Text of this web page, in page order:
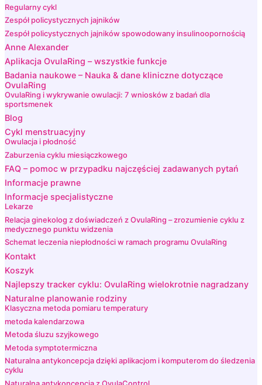
Regularny cykl
Zespół policystycznych jajników
Zespół policystycznych jajników spowodowany insulinoopornością
Anne Alexander
Aplikacja OvulaRing – wszystkie funkcje
Badania naukowe – Nauka & dane kliniczne dotyczące
OvulaRing
OvulaRing i wykrywanie owulacji: 7 wniosków z badań dla
sportsmenek
Blog
Cykl menstruacyjny
Owulacja i płodność
Zaburzenia cyklu miesiączkowego
FAQ – pomoc w przypadku najczęściej zadawanych pytań
Informacje prawne
Informacje specjalistyczne
Lekarze
Relacja ginekolog z doświadczeń z OvulaRing – zrozumienie cyklu z
medycznego punktu widzenia
Schemat leczenia niepłodności w ramach programu OvulaRing
Kontakt
Koszyk
Najlepszy tracker cyklu: OvulaRing wielokrotnie nagradzany
Naturalne planowanie rodziny
Klasyczna metoda pomiaru temperatury
metoda kalendarzowa
Metoda śluzu szyjkowego
Metoda symptotermiczna
Naturalna antykoncepcja dzięki aplikacjom i komputerom do śledzenia
cyklu
Naturalna antykoncepcja z OvulaControl